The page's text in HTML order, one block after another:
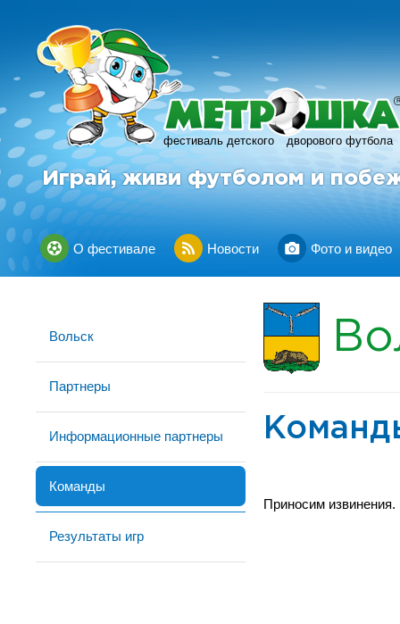
фестиваль детского дворового футбола
R
Играй, живи футболом и
О фестивале Новости Фото и видео
Вольск
Партнеры
Информационные партнеры
Команды
Результаты игр
Приносим